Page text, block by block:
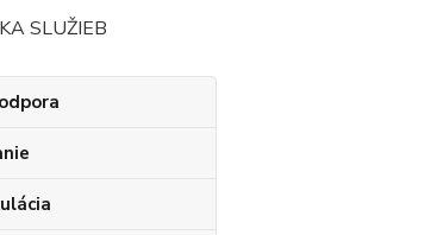
SLUŽIEB